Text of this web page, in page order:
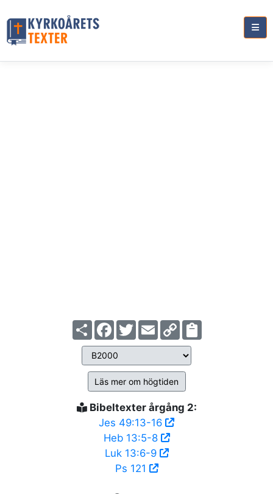
ShareFacebook
TwitterEmailCopy
Link
Läs mer om högtiden
Bibeltexter årgång 2:
Jes 49:13-16
Heb 13:5-8
Luk 13:6-9
Ps 121